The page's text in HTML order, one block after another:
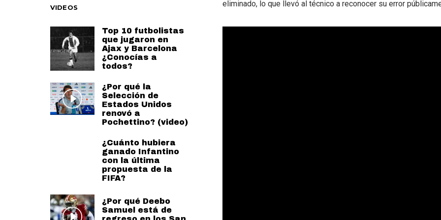
eliminado, lo que llevó al técnico a reconocer su error
VIDEOS
Top 10 futbolistas
que jugaron en
Ajax y Barcelona
¿Conocías a
todos?
¿Por qué la
Selección de
Estados Unidos
renovó a
Pochettino? (video)
¿Cuánto hubiera
ganado Infantino
con la última
propuesta de la
FIFA?
¿Por qué Deebo
Samuel está de